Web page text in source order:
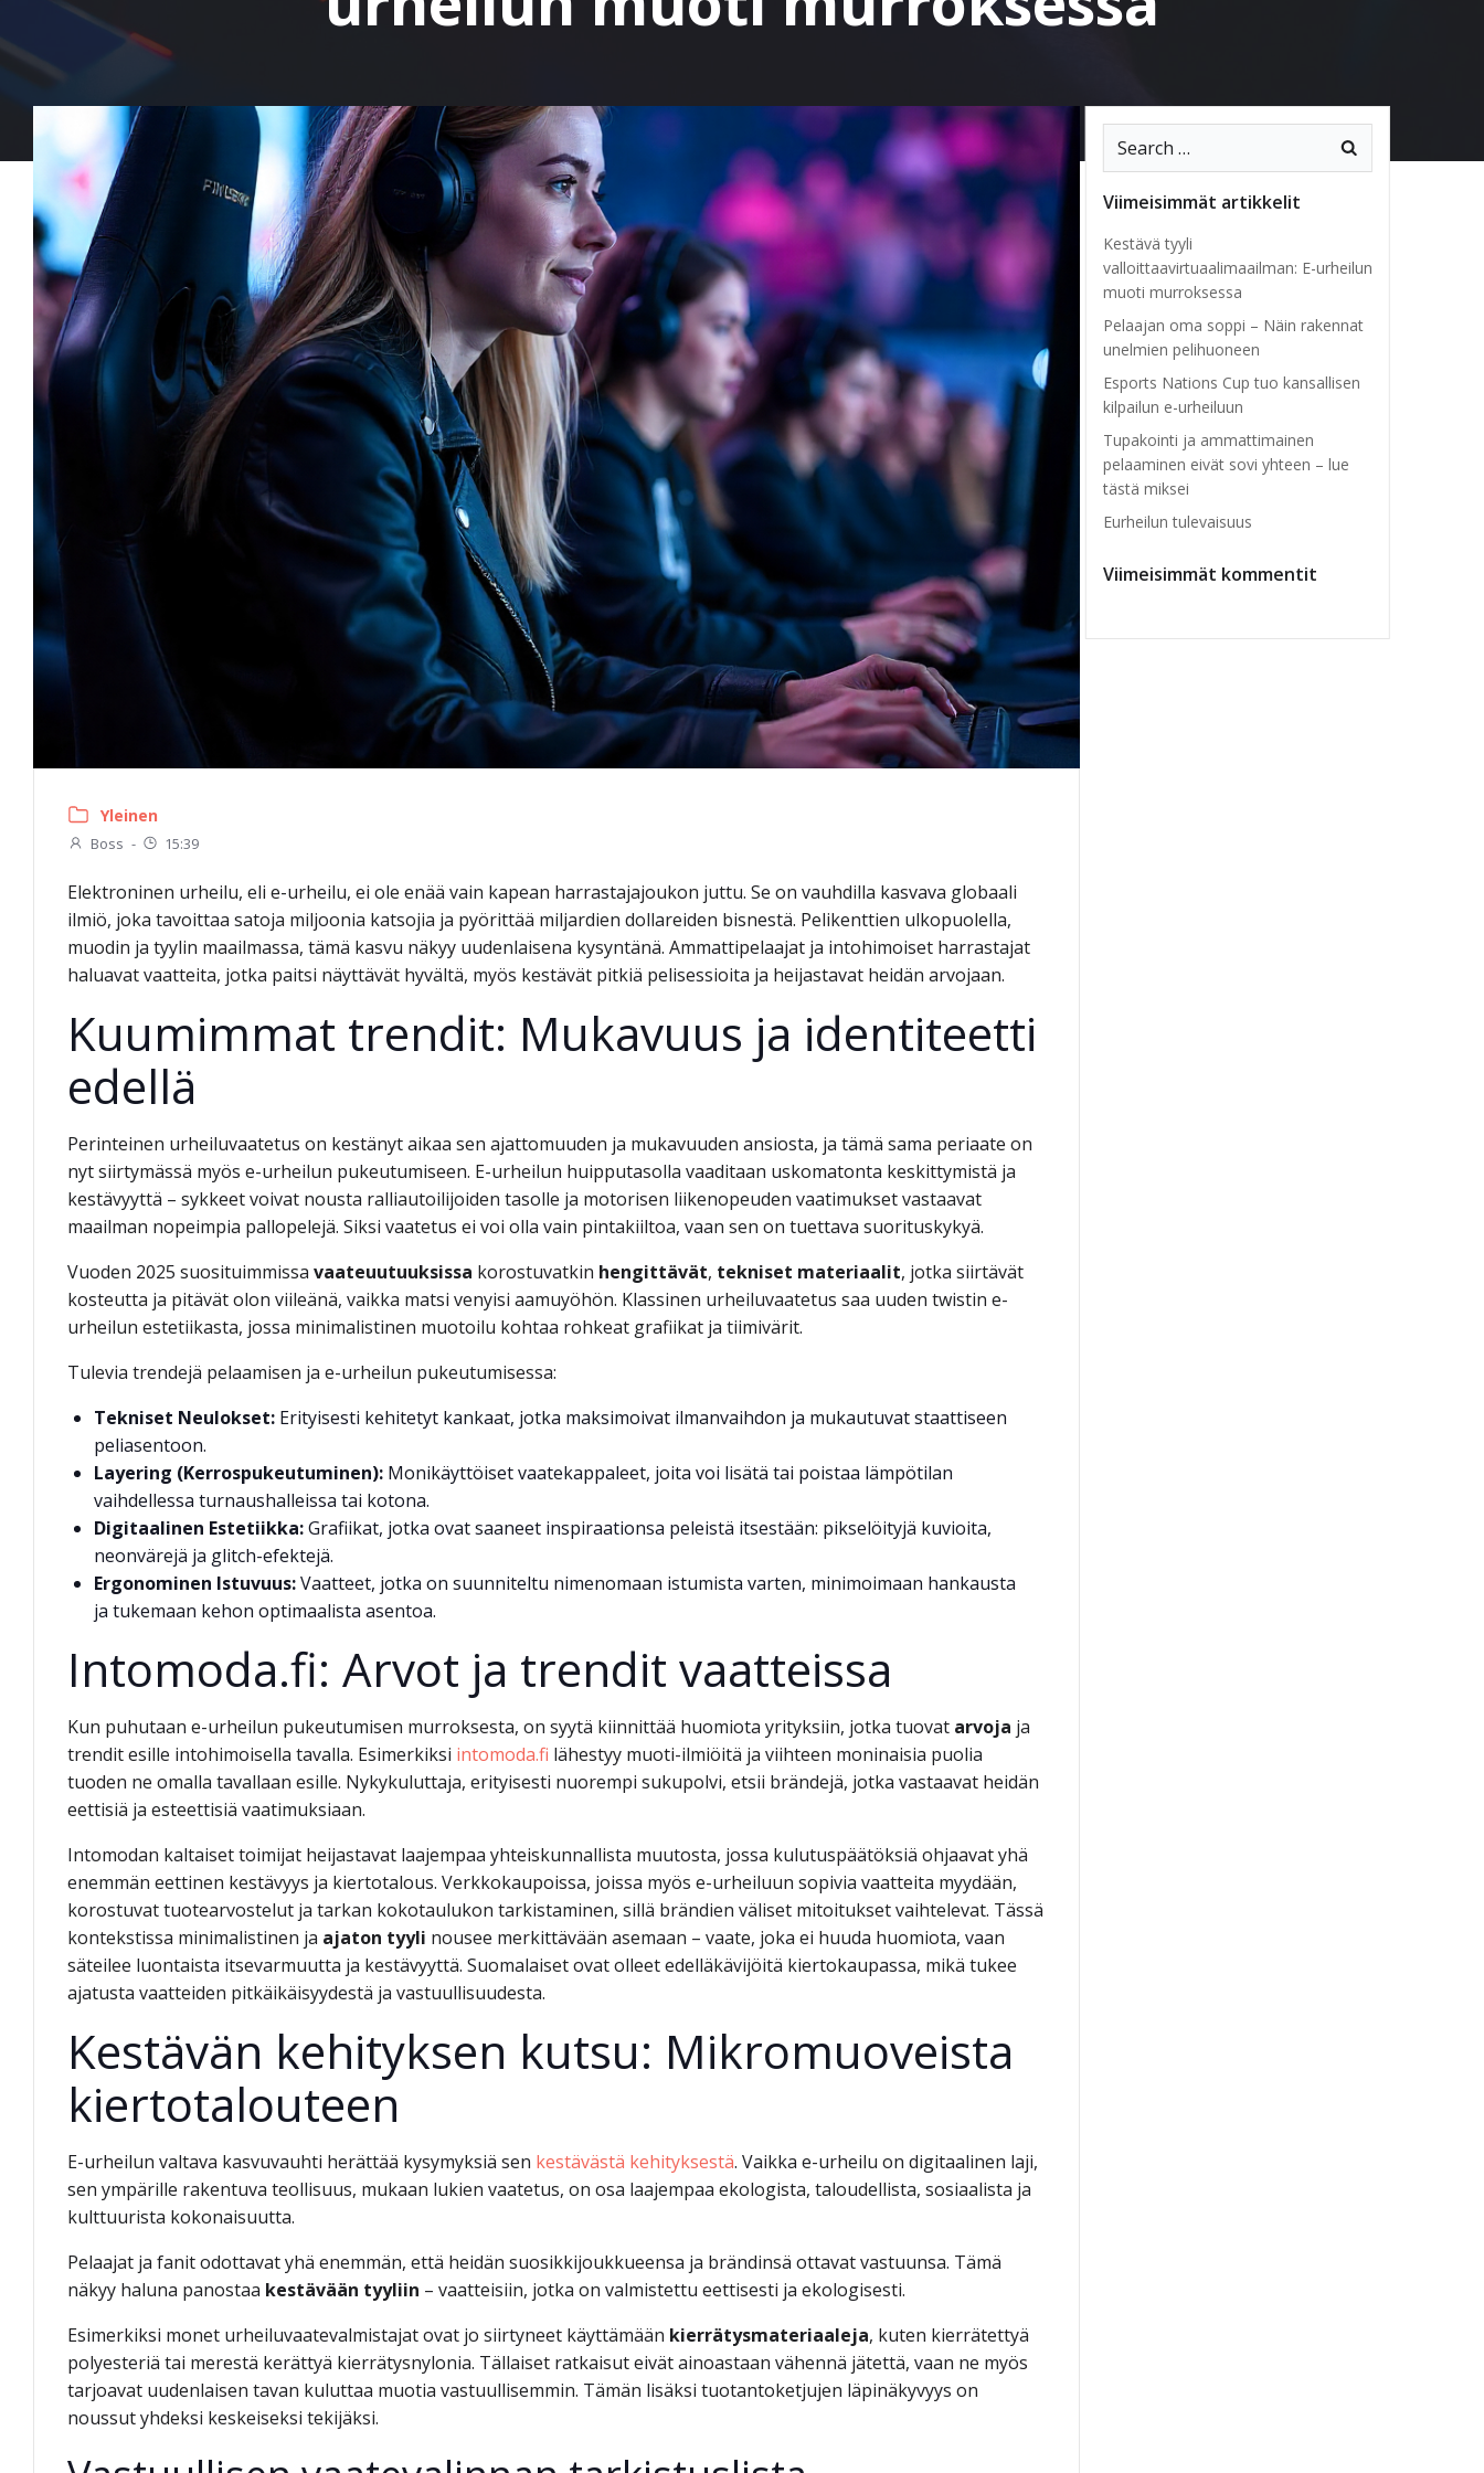
Yleinen
Boss - 15:39
Elektroninen urheilu, eli e-urheilu, ei ole enää vain kapean harrastajajoukon juttu. Se on vauhdilla kasvava globaali
ilmiö, joka tavoittaa satoja miljoonia katsojia ja pyörittää miljardien dollareiden bisnestä. Pelikenttien ulkopuolella,
muodin ja tyylin maailmassa, tämä kasvu näkyy uudenlaisena kysyntänä. Ammattipelaajat ja intohimoiset harrastajat
haluavat vaatteita, jotka paitsi näyttävät hyvältä, myös kestävät pitkiä pelisessioita ja heijastavat heidän arvojaan.
Kuumimmat trendit: Mukavuus ja identiteetti
edellä
Perinteinen urheiluvaatetus on kestänyt aikaa sen ajattomuuden ja mukavuuden ansiosta, ja tämä sama periaate on
nyt siirtymässä myös e-urheilun pukeutumiseen. E-urheilun huipputasolla vaaditaan uskomatonta keskittymistä ja
kestävyyttä – sykkeet voivat nousta ralliautoilijoiden tasolle ja motorisen liikenopeuden vaatimukset vastaavat
maailman nopeimpia pallopelejä. Siksi vaatetus ei voi olla vain pintakiiltoa, vaan sen on tuettava suorituskykyä.
Vuoden 2025 suosituimmissa vaateuutuuksissa korostuvatkin hengittävät, tekniset materiaalit, jotka siirtävät
kosteutta ja pitävät olon viileänä, vaikka matsi venyisi aamuyöhön. Klassinen urheiluvaatetus saa uuden twistin e-
urheilun estetiikasta, jossa minimalistinen muotoilu kohtaa rohkeat grafiikat ja tiimivärit.
Tulevia trendejä pelaamisen ja e-urheilun pukeutumisessa:
Tekniset Neulokset: Erityisesti kehitetyt kankaat, jotka maksimoivat ilmanvaihdon ja mukautuvat staattiseen
peliasentoon.
Layering (Kerrospukeutuminen): Monikäyttöiset vaatekappaleet, joita voi lisätä tai poistaa lämpötilan
vaihdellessa turnaushalleissa tai kotona.
Digitaalinen Estetiikka:Grafiikat, jotka ovat saaneet inspiraationsa peleistä itsestään: pikselöityjä kuvioita,
neonvärejä ja glitch-efektejä.
Ergonominen Istuvuus:Vaatteet, jotka on suunniteltu nimenomaan istumista varten, minimoimaan hankausta
ja tukemaan kehon optimaalista asentoa.
Intomoda.fi: Arvot ja trendit vaatteissa
Kun puhutaan e-urheilun pukeutumisen murroksesta, on syytä kiinnittää huomiota yrityksiin, jotka tuovat arvoja ja
trendit esille intohimoisella tavalla. Esimerkiksi intomoda.fi lähestyy muoti-ilmiöitä ja viihteen moninaisia puolia
tuoden ne omalla tavallaan esille. Nykykuluttaja, erityisesti nuorempi sukupolvi, etsii brändejä, jotka vastaavat heidän
eettisiä ja esteettisiä vaatimuksiaan.
Intomodan kaltaiset toimijat heijastavat laajempaa yhteiskunnallista muutosta, jossa kulutuspäätöksiä ohjaavat yhä
enemmän eettinen kestävyys ja kiertotalous. Verkkokaupoissa, joissa myös e-urheiluun sopivia vaatteita myydään,
korostuvat tuotearvostelut ja tarkan kokotaulukon tarkistaminen, sillä brändien väliset mitoitukset vaihtelevat. Tässä
kontekstissa minimalistinen ja ajaton tyyli nousee merkittävään asemaan – vaate, joka ei huuda huomiota, vaan
säteilee luontaista itsevarmuutta ja kestävyyttä. Suomalaiset ovat olleet edelläkävijöitä kiertokaupassa, mikä tukee
ajatusta vaatteiden pitkäikäisyydestä ja vastuullisuudesta.
Kestävän kehityksen kutsu: Mikromuoveista
kiertotalouteen
E-urheilun valtava kasvuvauhti herättää kysymyksiä sen kestävästä kehityksestä. Vaikka e-urheilu on digitaalinen laji,
sen ympärille rakentuva teollisuus, mukaan lukien vaatetus, on osa laajempaa ekologista, taloudellista, sosiaalista ja
kulttuurista kokonaisuutta.
Pelaajat ja fanit odottavat yhä enemmän, että heidän suosikkijoukkueensa ja brändinsä ottavat vastuunsa. Tämä
näkyy haluna panostaa kestävään tyyliin – vaatteisiin, jotka on valmistettu eettisesti ja ekologisesti.
Esimerkiksi monet urheiluvaatevalmistajat ovat jo siirtyneet käyttämään kierrätysmateriaaleja, kuten kierrätettyä
polyesteriä tai merestä kerättyä kierrätysnylonia. Tällaiset ratkaisut eivät ainoastaan vähennä jätettä, vaan ne myös
tarjoavat uudenlaisen tavan kuluttaa muotia vastuullisemmin. Tämän lisäksi tuotantoketjujen läpinäkyvyys on
noussut yhdeksi keskeiseksi tekijäksi.
Search
Viimeisimmät artikkelit
Kestävä tyyli
valloittaavirtuaalimaailman: E-urheilun
muoti murroksessa
Pelaajan oma soppi – Näin rakennat
unelmien pelihuoneen
Esports Nations Cup tuo kansallisen
kilpailun e-urheiluun
Tupakointi ja ammattimainen
pelaaminen eivät sovi yhteen – lue
tästä miksei
Eurheilun tulevaisuus
Viimeisimmät kommentit